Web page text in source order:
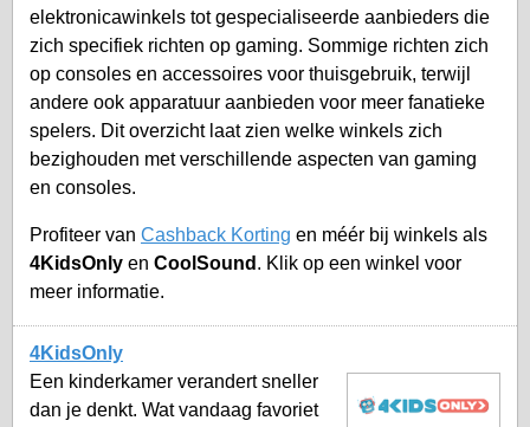
elektronicawinkels tot gespecialiseerde aanbieders die
zich specifiek richten op gaming. Sommige richten zich
op consoles en accessoires voor thuisgebruik, terwijl
andere ook apparatuur aanbieden voor meer fanatieke
spelers. Dit overzicht laat zien welke winkels zich
bezighouden met verschillende aspecten van gaming
en consoles.
Profiteer van Cashback Korting en méér bij winkels als
4KidsOnly en CoolSound . Klik op een winkel voor
meer informatie.
4KidsOnly
Een kinderkamer verandert sneller
dan je denkt. Wat vandaag favoriet